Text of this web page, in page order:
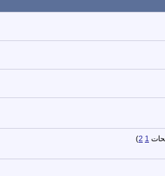
1
2
)